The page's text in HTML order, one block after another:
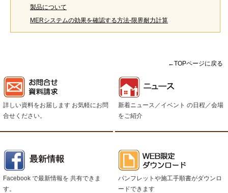
製品について
MERシステムの効果を確認する方法-限界耐力計算
←TOPページに戻る
新着ニュース／イベント の日程／会場
をご紹介
詳しい資料をお届します お気軽にお問
合せください。
パンフレットや施工手順書がダウンロ
ードできます
Facebook で最新情報を 共有できま
す。